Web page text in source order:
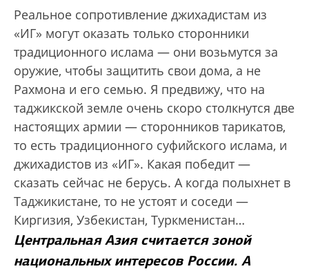
Реальное сопротивление джихадистам из
«ИГ» могут оказать только сторонники
традиционного ислама — они возьмутся за
оружие, чтобы защитить свои дома, а не
Рахмона и его семью. Я предвижу, что на
таджикской земле очень скоро столкнутся две
настоящих армии — сторонников тарикатов,
то есть традиционного суфийского ислама, и
джихадистов из «ИГ». Какая победит —
сказать сейчас не берусь. А когда полыхнет в
Таджикистане, то не устоят и соседи —
Киргизия, Узбекистан, Туркменистан…
Центральная Азия считается зоной
национальных интересов России. А